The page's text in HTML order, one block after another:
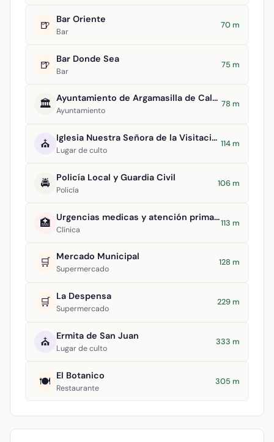
🍺 Bar Oriente
Bar
70 m
🍺 Bar Donde Sea
Bar
75 m
🏛️ Ayuntamiento de Argamasilla de Calatrava
Ayuntamiento
78 m
⛪ Iglesia Nuestra Señora de la Visitación
Lugar de culto
114 m
🚔 Policía Local y Guardia Civil
Policía
106 m
🏥 Urgencias medicas y atención primaria
Clínica
113 m
🛒 Mercado Municipal
Supermercado
128 m
🛒 La Despensa
Supermercado
229 m
⛪ Ermita de San Juan
Lugar de culto
333 m
🍽️ El Botanico
Restaurante
305 m